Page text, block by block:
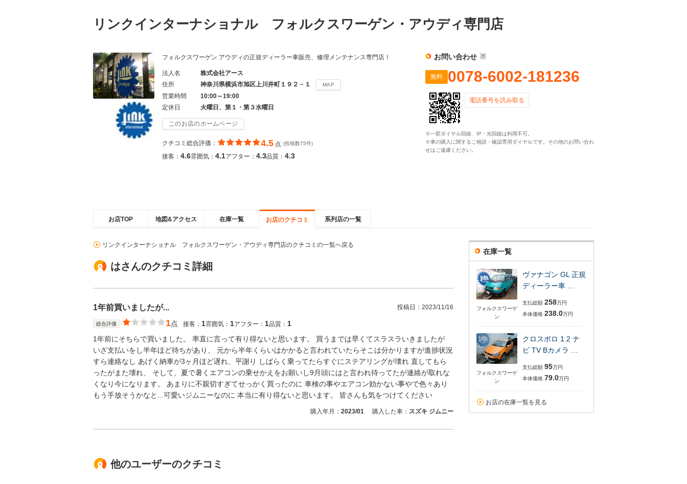
リンクインターナショナル フォルクスワーゲン・アウディ専門店
フォルクスワーゲン アウディの正規ディーラー車販売、修理メンテナンス専門店！
法人名
株式会社アース
住所
神奈川県横浜市旭区上川井町１９２－１ MAP
営業時間
10:00～19:00
定休日
火曜日、第１・第３水曜日
このお店のホームページ
クチコミ総合評価： 4.5 点 (投稿数75件)
接客： 4.6雰囲気： 4.1アフター： 4.3品質： 4.3
お問い合わせ
無料 0078-6002-181236
電話番号を読み取る
※一部ダイヤル回線、IP・光回線は利用不可。
※車の購入に関するご相談・確認専用ダイヤルです。その他のお問い合わ
せはご遠慮ください。
お店TOP 地図&アクセス 在庫一覧 お店のクチコミ 系列店の一覧
リンクインターナショナル フォルクスワーゲン・アウディ専門店のクチコミの一覧へ戻る
はさんのクチコミ詳細
1年前買いましたが... 投稿日： 2023/11/16
総合評価 1点 接客： 1雰囲気： 1アフター： 1品質： 1
1年前にそちらで買いました。 率直に言って有り得ないと思います。 買うまでは早くてスラスラいきましたが
いざ支払いをし半年ほど待ちがあり、 元から半年くらいはかかると言われていたらそこは分かりますが進捗状況
すら連絡なし あげく納車が3ヶ月ほど遅れ、平謝り しばらく乗ってたらすぐにステアリングが壊れ 直してもら
ったがまた壊れ、 そして、夏で暑くエアコンの乗せかえをお願いし9月頭にはと言われ待ってたが連絡が取れな
くなり今になります。 あまりに不親切すぎてせっかく買ったのに 車検の事やエアコン効かない事やで色々あり
もう手放そうかなと...可愛いジムニーなのに 本当に有り得ないと思います。 皆さんも気をつけてください
購入年月： 2023/01 購入した車： スズキ ジムニー
他のユーザーのクチコミ
在庫一覧
フォルクスワーゲ
ン
ヴァナゴン GL 正規
ディーラー車 …
支払総額 258万円
本体価格 238.0万円
フォルクスワーゲ
ン
クロスポロ 1.2 ナ
ビ TV Bカメラ …
支払総額 95万円
本体価格 79.0万円
お店の在庫一覧を見る